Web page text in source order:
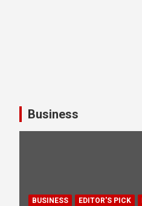
Business
BUSINESS EDITOR'S PICK